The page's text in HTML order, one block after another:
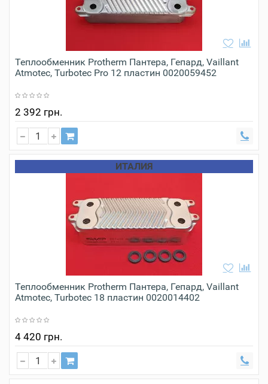
Теплообменник Protherm Пантера, Гепард, Vaillant
Atmotec, Turbotec Pro 12 пластин 0020059452
2 392 грн.
ИТАЛИЯ
Теплообменник Protherm Пантера, Гепард, Vaillant
Atmotec, Turbotec 18 пластин 0020014402
4 420 грн.